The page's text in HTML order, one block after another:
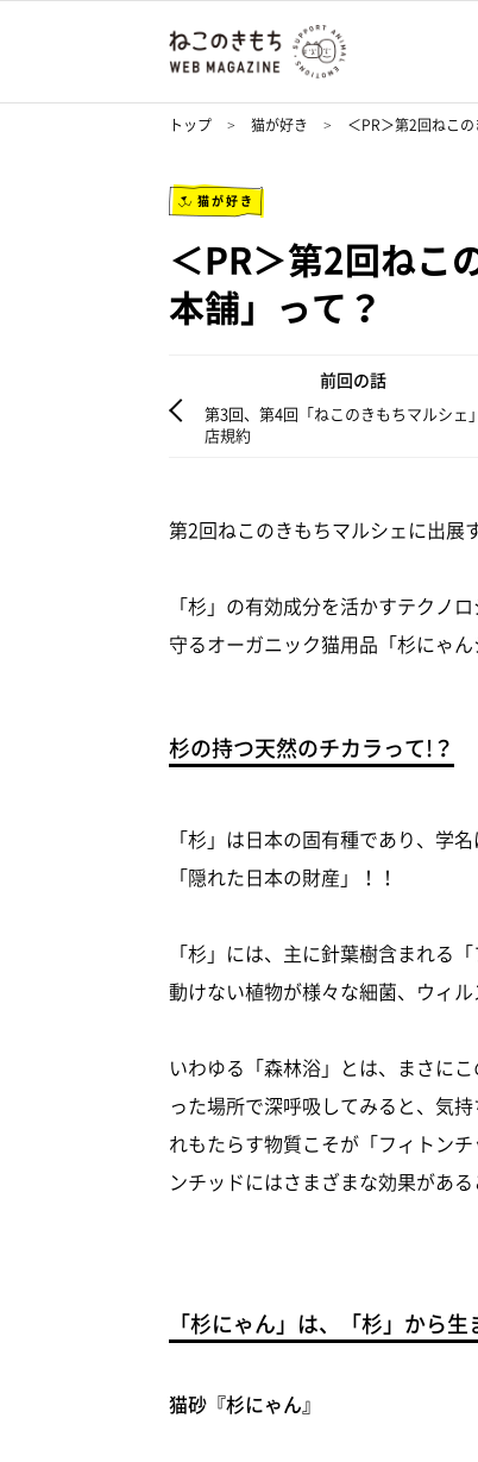
トップ 猫が好き ＜PR＞第2回ねこ
猫が好き
＜PR＞第2回ねこ
本舗」って？
前回の話
第3回、第4回「ねこのきもちマルシェ
店規約
第2回ねこのきもちマルシェに出展
「杉」の有効成分を活かすテクノ
守るオーガニック猫用品「杉にゃ
杉の持つ天然のチカラって!？
「杉」は日本の固有種であり、学
「隠れた日本の財産」！！
「杉」には、主に針葉樹含まれる
動けない植物が様々な細菌、ウィ
いわゆる「森林浴」とは、まさに
った場所で深呼吸してみると、
れもたらす物質こそが「フィトン
ンチッドにはさまざまな効果があ
「杉にゃん」は、「杉」から
猫砂『杉にゃん』